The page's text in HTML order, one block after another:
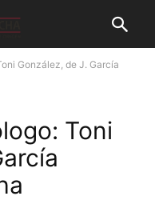
González, de J. García
Toni